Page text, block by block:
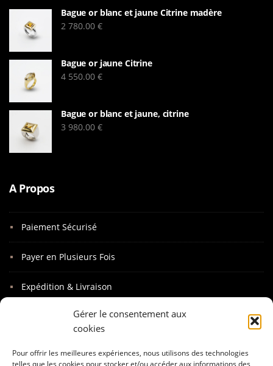
Gérer le consentement aux
cookies
Pour offrir les meilleures expériences, nous utilisons des technologies
telles que les cookies pour stocker et/ou accéder aux informations des
Bague or blanc et jaune Citrine madère
2 780.00 €
Bague or jaune Citrine
4 550.00 €
Bague or blanc et jaune, citrine
3 980.00 €
A Propos
Paiement Sécurisé
Payer en Plusieurs Fois
Expédition & Livraison
Paquet Cadeaux